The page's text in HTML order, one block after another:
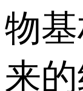
物
来